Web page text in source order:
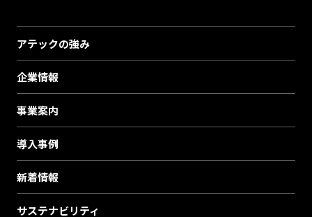
アテックの強み
企業情報
事業案内
導入事例
新着情報
サステナビリティ